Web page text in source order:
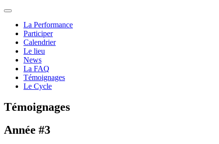
La Performance
Participer
Calendrier
Le lieu
News
La FAQ
Témoignages
Le Cycle
Témoignages
Année #3